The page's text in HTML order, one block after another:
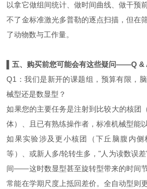
以拿它做组间统计、做时间曲线、做干
不了金标准激光多普勒的逐点扫描，但在
了动物数与工作量。
▌五、购买前您可能会有这些疑问——Q &
Q1：我们是新开的课题组，预算有限，
械型还是数显型？
如果您的主要任务是注射到比较大的核团
体）、且已有熟练操作者，标准机械型能
如果实验涉及更小核团（下丘脑腹内侧
等）、或新人多/轮转生多，"人为读数误
间——这时数显型甚至旋转型带来的时间
常能在学期尺度上抵回差价。全自动型则